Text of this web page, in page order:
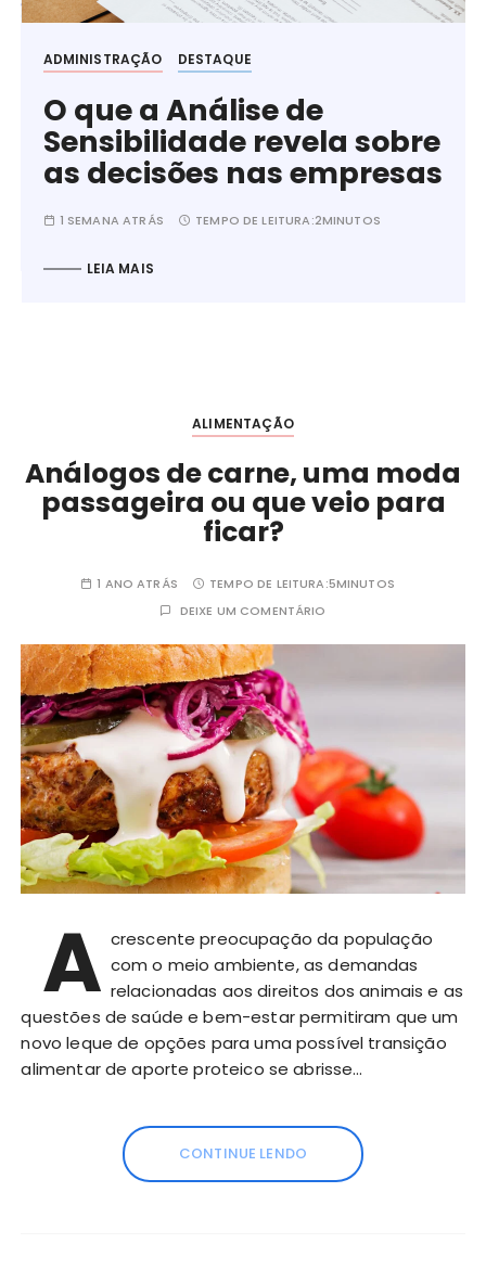
ADMINISTRAÇÃO DESTAQUE
O que a Análise de
Sensibilidade revela sobre
as decisões nas empresas
1 SEMANA ATRÁS TEMPO DE LEITURA:2MINUTOS
LEIA MAIS
ALIMENTAÇÃO
Análogos de carne, uma moda
passageira ou que veio para
ficar?
1 ANO ATRÁS TEMPO DE LEITURA:5MINUTOS
DEIXE UM COMENTÁRIO
A crescente preocupação da população
com o meio ambiente, as demandas
relacionadas aos direitos dos animais e as
questões de saúde e bem-estar permitiram que um
novo leque de opções para uma possível transição
alimentar de aporte proteico se abrisse…
CONTINUE LENDO